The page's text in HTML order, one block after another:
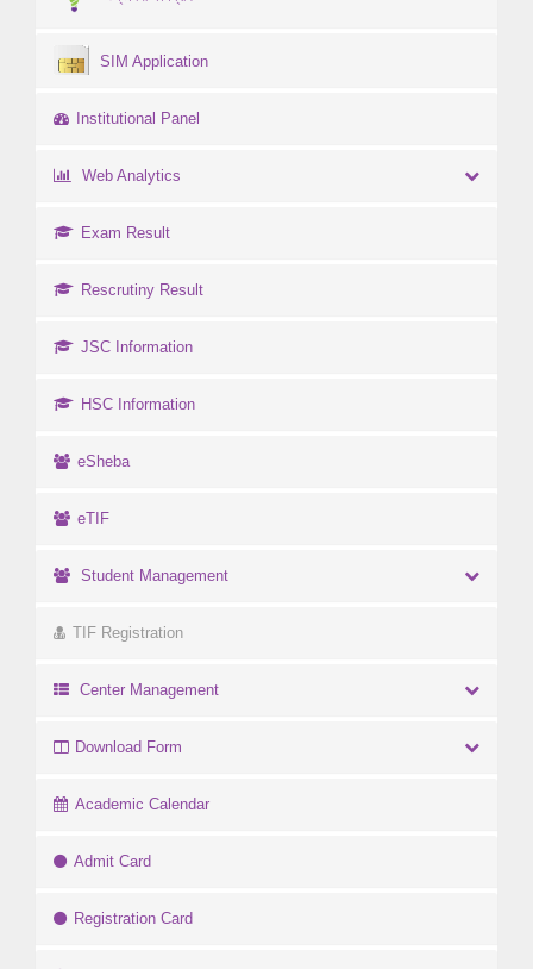
SIM Application
Institutional Panel
Web Analytics
Exam Result
Rescrutiny Result
JSC Information
HSC Information
eSheba
eTIF
Student Management
TIF Registration
Center Management
Download Form
Academic Calendar
Admit Card
Registration Card